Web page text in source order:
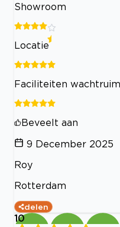
Showroom
Locatie
Faciliteiten
Beveelt aan
9 December 2025
Roy
Rotterdam
delen
10